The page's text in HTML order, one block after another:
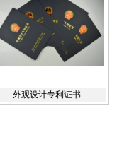
外观设计专利证书